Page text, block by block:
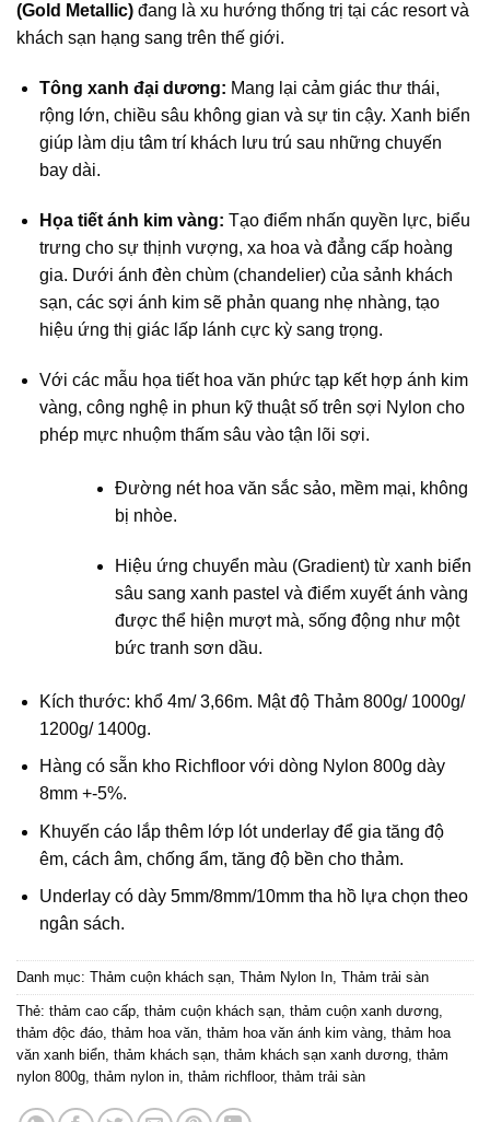
(Gold Metallic) đang là xu hướng thống trị tại các resort và
khách sạn hạng sang trên thế giới.
Tông xanh đại dương: Mang lại cảm giác thư thái,
rộng lớn, chiều sâu không gian và sự tin cậy. Xanh biển
giúp làm dịu tâm trí khách lưu trú sau những chuyến
bay dài.
Họa tiết ánh kim vàng: Tạo điểm nhấn quyền lực, biểu
trưng cho sự thịnh vượng, xa hoa và đẳng cấp hoàng
gia. Dưới ánh đèn chùm (chandelier) của sảnh khách
sạn, các sợi ánh kim sẽ phản quang nhẹ nhàng, tạo
hiệu ứng thị giác lấp lánh cực kỳ sang trọng.
Với các mẫu họa tiết hoa văn phức tạp kết hợp ánh kim
vàng, công nghệ in phun kỹ thuật số trên sợi Nylon cho
phép mực nhuộm thấm sâu vào tận lõi sợi.
Đường nét hoa văn sắc sảo, mềm mại, không
bị nhòe.
Hiệu ứng chuyển màu (Gradient) từ xanh biển
sâu sang xanh pastel và điểm xuyết ánh vàng
được thể hiện mượt mà, sống động như một
bức tranh sơn dầu.
Kích thước: khổ 4m/ 3,66m. Mật độ Thảm 800g/ 1000g/
1200g/ 1400g.
Hàng có sẵn kho Richfloor với dòng Nylon 800g dày
8mm +-5%.
Khuyến cáo lắp thêm lớp lót underlay để gia tăng độ
êm, cách âm, chống ẩm, tăng độ bền cho thảm.
Underlay có dày 5mm/8mm/10mm tha hồ lựa chọn theo
ngân sách.
Danh mục: Thảm cuộn khách sạn, Thảm Nylon In, Thảm trải sàn
Thẻ: thảm cao cấp, thảm cuộn khách sạn, thảm cuộn xanh dương,
thảm độc đáo, thảm hoa văn, thảm hoa văn ánh kim vàng, thảm hoa
văn xanh biển, thảm khách sạn, thảm khách sạn xanh dương, thảm
nylon 800g, thảm nylon in, thảm richfloor, thảm trải sàn